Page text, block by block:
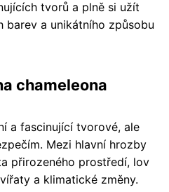
tvorů a plně si užít
barev a unikátního způsobu
chameleona
a fascinující tvorové, ale
Mezi hlavní hrozby
přirozeného prostředí, lov
a klimatické změny.